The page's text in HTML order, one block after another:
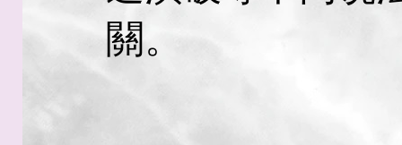
關。